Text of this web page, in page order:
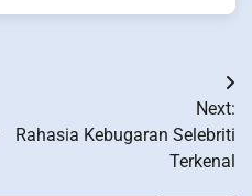
Next:
Rahasia Kebugaran Selebriti
Terkenal